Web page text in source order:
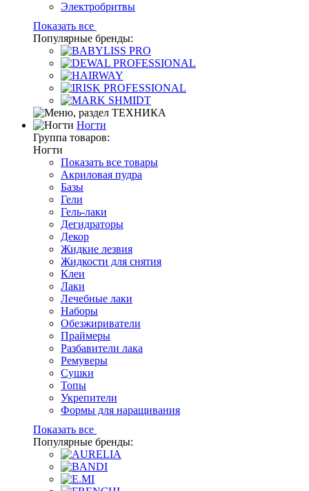
Электробритвы
Показать все
Популярные бренды:
Ногти
Группа товаров:
Ногти
Показать все товары
Акриловая пудра
Базы
Гели
Гель-лаки
Дегидраторы
Декор
Жидкие лезвия
Жидкости для снятия
Клеи
Лаки
Лечебные лаки
Наборы
Обезжириватели
Праймеры
Разбавители лака
Ремуверы
Сушки
Топы
Укрепители
Формы для наращивания
Показать все
Популярные бренды: